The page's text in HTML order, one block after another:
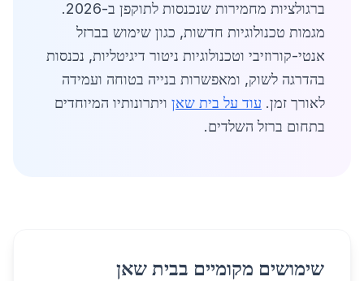
ברגולציות מחמירות שנכנסות לתוקפן ב-2026.
מגמות טכנולוגיות חדשות, כגון שימוש בברזל
אנטי-קורוזיבי וטכנולוגיות ניטור דיגיטליות, נכנסות
בהדרגה לשוק, ומאפשרות בנייה בטוחה ועמידה
לאורך זמן. עוד על בית שאן ויתרונותיו המיוחדים
בתחום ברזל השלדים.
שימושים מקומיים בבית שאן